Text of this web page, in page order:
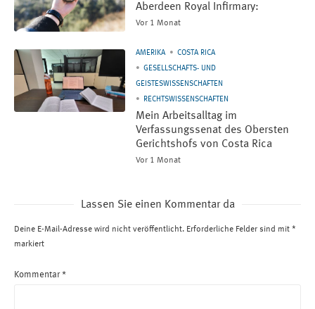
Aberdeen Royal Infirmary:
Vor 1 Monat
AMERIKA
COSTA RICA
GESELLSCHAFTS- UND
GEISTESWISSENSCHAFTEN
RECHTSWISSENSCHAFTEN
Mein Arbeitsalltag im
Verfassungssenat des Obersten
Gerichtshofs von Costa Rica
Vor 1 Monat
Lassen Sie einen Kommentar da
Deine E-Mail-Adresse wird nicht veröffentlicht. Erforderliche Felder sind mit *
markiert
Kommentar*